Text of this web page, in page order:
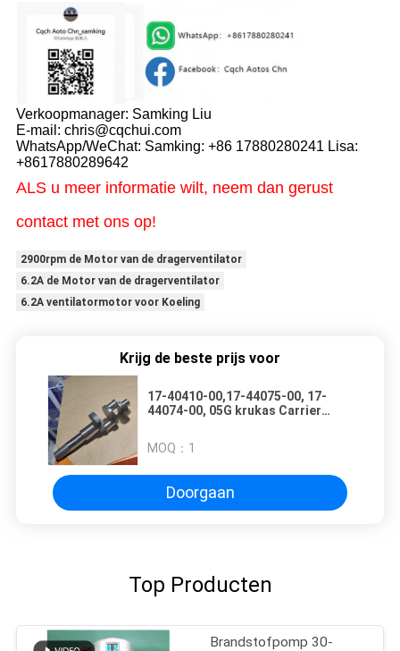
Verkoopmanager: Samking Liu
E-mail: chris@cqchui.com
WhatsApp/WeChat: Samking: +86 17880280241 Lisa:
+8617880289642
ALS u meer informatie wilt, neem dan gerust
contact met ons op!
2900rpm de Motor van de dragerventilator
6.2A de Motor van de dragerventilator
6.2A ventilatormotor voor Koeling
Krijg de beste prijs voor
17-40410-00,17-44075-00, 17-
44074-00, 05G krukas Carrier
MOQ： 1
Doorgaan
Top Producten
Brandstofpomp 30-